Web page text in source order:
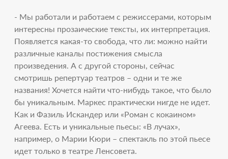
- Мы работали и работаем с режиссерами, которым
интересны прозаические тексты, их интерпретация.
Появляется какая-то свобода, что ли: можно найти
различные каналы постижения смысла
произведения. А с другой стороны, сейчас
смотришь репертуар театров – одни и те же
названия! Хочется найти что-нибудь такое, что было
бы уникальным. Маркес практически нигде не идет.
Как и Фазиль Искандер или «Роман с кокаином»
Агеева. Есть и уникальные пьесы: «В лучах»,
например, о Марии Кюри – спектакль по этой пьесе
идет только в театре Ленсовета.